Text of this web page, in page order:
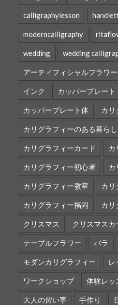
calligraphylesson
moderncalligraphy
wedding wedding
アーティフィシャルフラワー
インク カッパープレート
カッパープレート体 カリ
カリグラフィーのある暮らし
カリグラフィーカード カ
カリグラフィー初心者 カ
カリグラフィー教室 カリ
カリグラフィー福岡 カリ
クリスマス クリスマスカ
テーブルフラワー バラ
モダンカリグラフィー レ
ワークショップ 体験レッ
大人の習い事 手作り